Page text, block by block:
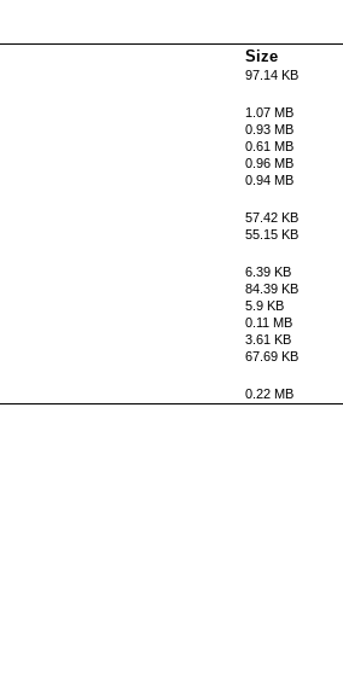
Size
97.14 KB
1.07 MB
0.93 MB
0.61 MB
0.96 MB
0.94 MB
57.42 KB
55.15 KB
6.39 KB
84.39 KB
5.9 KB
0.11 MB
3.61 KB
67.69 KB
0.22 MB